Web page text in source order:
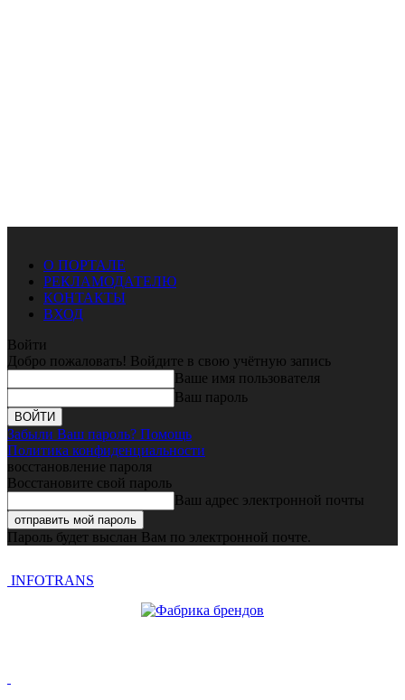
О ПОРТАЛЕ
РЕКЛАМОДАТЕЛЮ
КОНТАКТЫ
ВХОД
Войти
Добро пожаловать! Войдите в свою учётную запись
Ваше имя пользователя
Ваш пароль
Забыли Ваш пароль? Помощь
Политика конфиденциальности
восстановление пароля
Восстановите свой пароль
Ваш адрес электронной почты
Пароль будет выслан Вам по электронной почте.
INFOTRANS